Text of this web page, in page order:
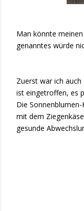
Man könnte
genanntes würde
Zuerst war ich
ist eingetroffen, es
Die
mit dem
gesunde